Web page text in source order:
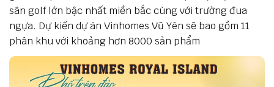
sân golf lớn bậc nhất miền bắc cùng với trường đua
ngựa. Dự kiến dự án Vinhomes Vũ Yên sẽ bao gồm 11
phân khu với khoảng hơn 8000 sản phẩm